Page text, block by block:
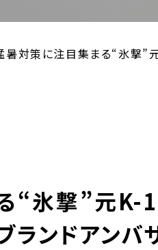
暑対策に注目集まる“氷撃”
“氷撃”元K-
ランドアン